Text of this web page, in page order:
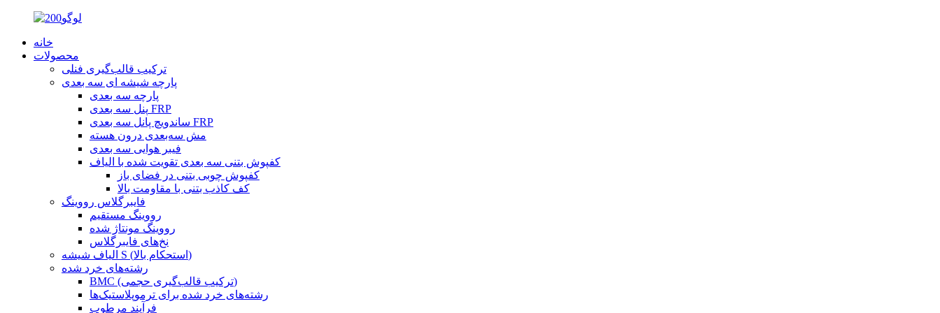
خانه
محصولات
ترکیب قالب‌گیری فنلی
پارچه شیشه ای سه بعدی
پارچه سه بعدی
پنل سه بعدی FRP
ساندویچ پانل سه بعدی FRP
مش سه‌بعدی درون هسته
فیبر هوایی سه بعدی
کفپوش بتنی سه بعدی تقویت شده با الیاف
کفپوش چوبی بتنی در فضای باز
کف کاذب بتنی با مقاومت بالا
فایبرگلاس رووینگ
رووینگ مستقیم
رووینگ مونتاژ شده
نخ‌های فایبرگلاس
الیاف شیشه S (استحکام بالا)
رشته‌های خرد شده
BMC (ترکیب قالب‌گیری حجمی)
رشته‌های خرد شده برای ترموپلاستیک‌ها
فرآیند مرطوب